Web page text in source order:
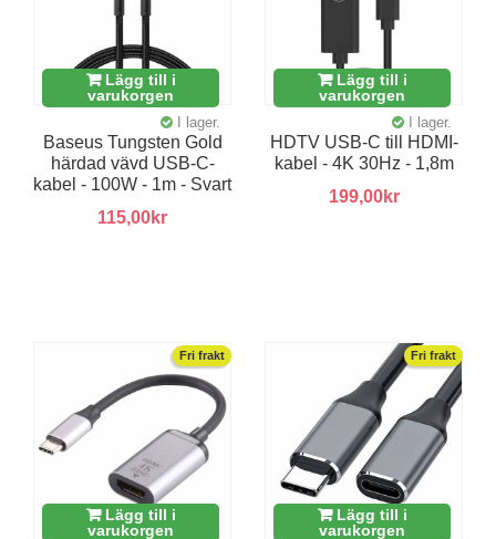
Lägg till i
varukorgen
I lager.
Baseus Tungsten Gold
härdad vävd USB-C-
kabel - 100W - 1m - Svart
115,00kr
Lägg till i
varukorgen
I lager.
HDTV USB-C till HDMI-
kabel - 4K 30Hz - 1,8m
199,00kr
Fri frakt
Lägg till i
varukorgen
Fri frakt
Lägg till i
varukorgen